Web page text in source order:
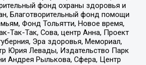
фонд охраны здоровья и
Благотворительный фонд помощи
Фонд Тольятти, Новое время,
Так-Так, Сова, центр Анна, Проект
Эра здоровья, Мемориал,
Юрия Левады, Издательство Парк
Андрея Рылькова, Сфера, Центр